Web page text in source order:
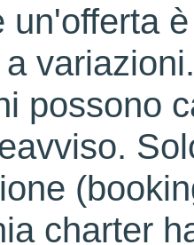
un'offerta
possono
charter